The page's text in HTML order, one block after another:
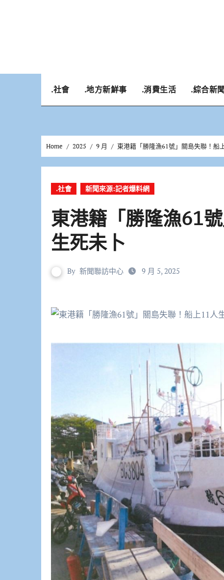
.社會 .地方新鮮事 .消費生活 .綜合新聞
Home 2025 9 月 東港籍「勝隆漁61號」關島失聯！船
.社會 新聞來源:記者爆料網
東港籍「勝隆漁61
生死未卜
By 新聞聯訪中心 9 月 5, 2025